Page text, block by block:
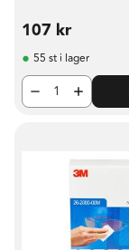
107 kr
55 st i lager